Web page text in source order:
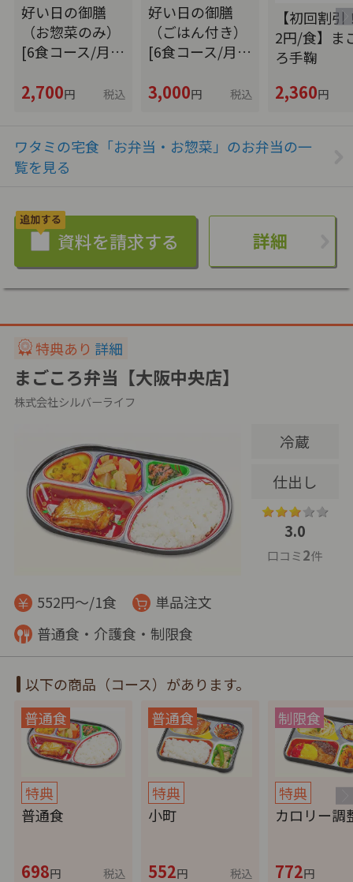
好い日の御膳
（お惣菜のみ）
[6食コース/月…
2,700円 税込
好い日の御膳
（ごはん付き）
[6食コース/月…
3,000円 税込
【初回割引
2円/食】ま
ろ手鞠
2,360円
ワタミの宅食「お弁当・お惣菜」のお弁当の一
覧を見る
詳細
特典あり 詳細
まごころ弁当【大阪中央店】
株式会社シルバーライフ
冷蔵
仕出し
3.0
口コミ2件
552円～/1食
単品注文
普通食・介護食・制限食
以下の商品（コース）があります。
特典
普通食
698円 税込
特典
小町
552円 税込
特典
カロリー調
772円